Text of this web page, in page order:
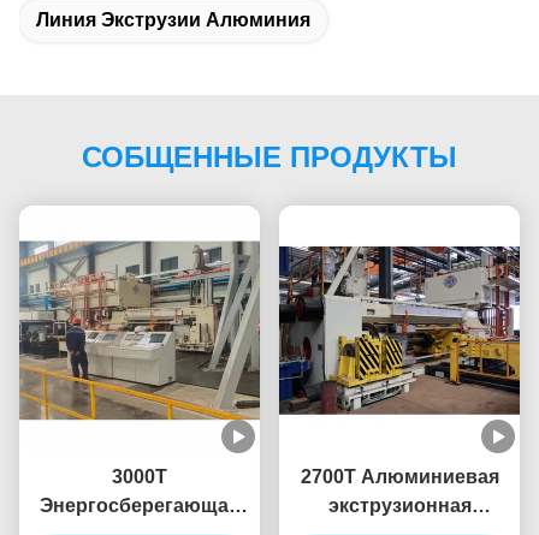
Линия Экструзии Алюминия
СОБЩЕННЫЕ ПРОДУКТЫ
3000T
Энергосберегающая
2700T Алюминиевая
экструзионная